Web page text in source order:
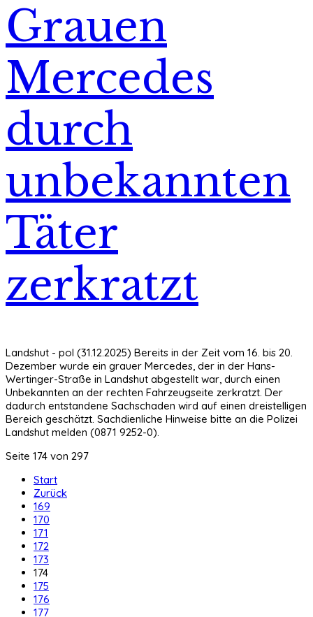
Grauen
Mercedes
durch
unbekannten
Täter
zerkratzt
Landshut - pol (31.12.2025) Bereits in der Zeit vom 16. bis 20.
Dezember wurde ein grauer Mercedes, der in der Hans-
Wertinger-Straße in Landshut abgestellt war, durch einen
Unbekannten an der rechten Fahrzeugseite zerkratzt. Der
dadurch entstandene Sachschaden wird auf einen dreistelligen
Bereich geschätzt. Sachdienliche Hinweise bitte an die Polizei
Landshut melden (0871 9252-0).
Seite 174 von 297
Start
Zurück
169
170
171
172
173
174
175
176
177